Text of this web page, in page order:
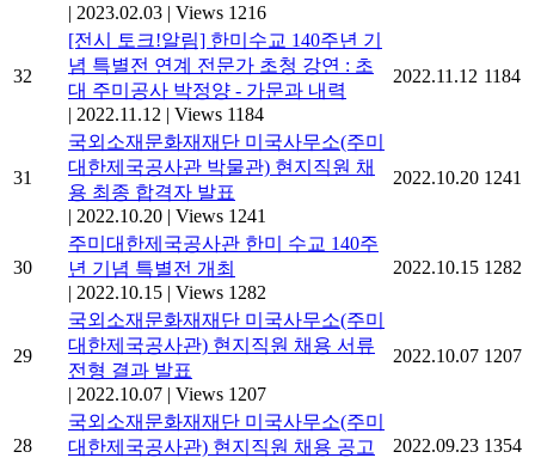
| 2023.02.03 | Views 1216
32
[전시 토크!알림] 한미수교 140주년 기
념 특별전 연계 전문가 초청 강연 : 초
대 주미공사 박정양 - 가문과 내력
| 2022.11.12 | Views 1184
2022.11.12 1184
31
국외소재문화재재단 미국사무소(주미
대한제국공사관 박물관) 현지직원 채
용 최종 합격자 발표
| 2022.10.20 | Views 1241
2022.10.20 1241
30
주미대한제국공사관 한미 수교 140주
년 기념 특별전 개최
| 2022.10.15 | Views 1282
2022.10.15 1282
29
국외소재문화재재단 미국사무소(주미
대한제국공사관) 현지직원 채용 서류
전형 결과 발표
| 2022.10.07 | Views 1207
2022.10.07 1207
28
국외소재문화재재단 미국사무소(주미
대한제국공사관) 현지직원 채용 공고
2022.09.23 1354